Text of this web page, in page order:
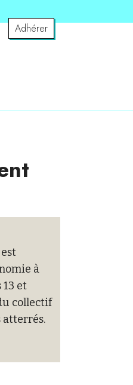
Adhérer
à
13 et
collectif
atterrés.